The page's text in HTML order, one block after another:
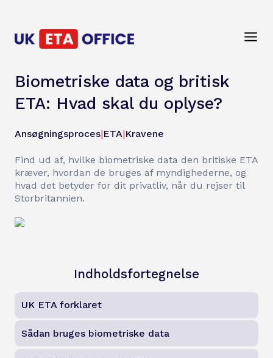
Biometriske data og britisk
ETA: Hvad skal du oplyse?
Ansøgningsproces|ETA|Kravene
Find ud af, hvilke biometriske data den britiske ETA
kræver, hvordan de bruges af myndighederne, og
hvad det betyder for dit privatliv, når du rejser til
Storbritannien.
Indholdsfortegnelse
UK ETA forklaret
Sådan bruges biometriske data